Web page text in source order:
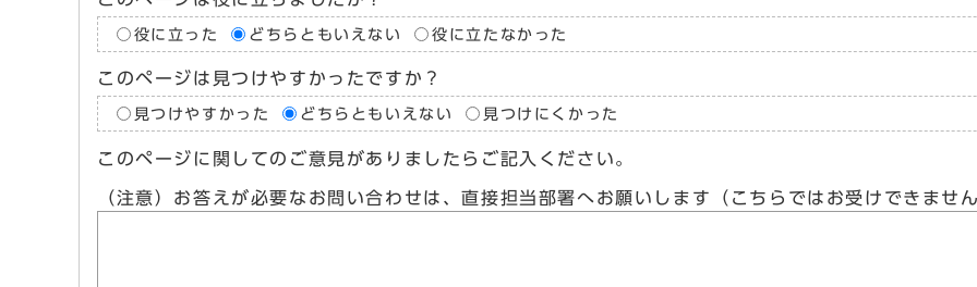
役に立った どちらともいえない 役に立たなかった
このページは見つけやすかったですか？
見つけやすかった どちらともいえない 見つけにくかった
このページに関してのご意見がありましたらご記入ください。
（注意）お答えが必要なお問い合わせは、直接担当部署へお願いします（こちらではお受けできませ